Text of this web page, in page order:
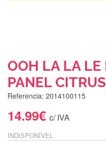
OOH LA LA
PANEL CITRUS
Referencia: 2014100115
14.99€ c/ IVA
INDISPONÍVEL